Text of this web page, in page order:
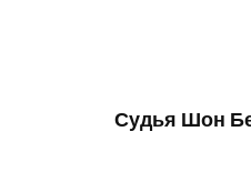
Судья Шон